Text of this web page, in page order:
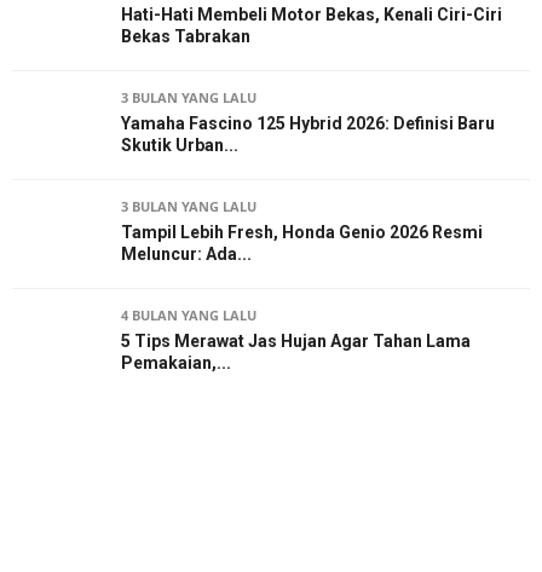
Hati-Hati Membeli Motor Bekas, Kenali Ciri-Ciri
Bekas Tabrakan
3 BULAN YANG LALU
Yamaha Fascino 125 Hybrid 2026: Definisi Baru
Skutik Urban...
3 BULAN YANG LALU
Tampil Lebih Fresh, Honda Genio 2026 Resmi
Meluncur: Ada...
4 BULAN YANG LALU
5 Tips Merawat Jas Hujan Agar Tahan Lama
Pemakaian,...